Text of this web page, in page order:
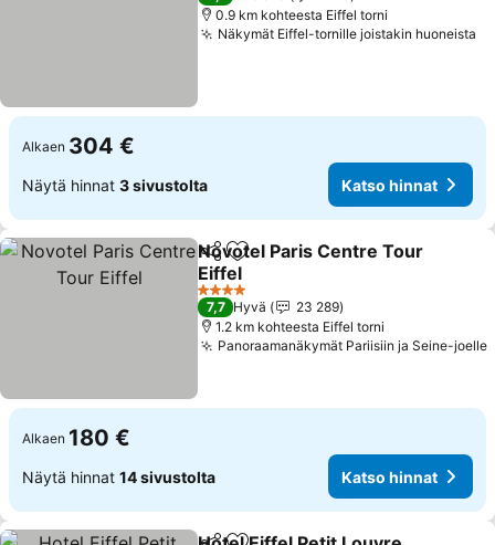
0.9 km kohteesta Eiffel torni
Näkymät Eiffel-tornille joistakin huoneista
Alkaen 304 €
Näytä hinnat 3 sivustolta Katso hinnat
Jaa Lisää suosikkeihin
Novotel Paris Centre Tour
Eiffel
4 Tähtiluokitus
7,7 Hyvä
23 289
1.2 km kohteesta Eiffel torni
Panoraamanäkymät Pariisiin ja Seine-joelle
Alkaen 180 €
Näytä hinnat 14 sivustolta Katso hinnat